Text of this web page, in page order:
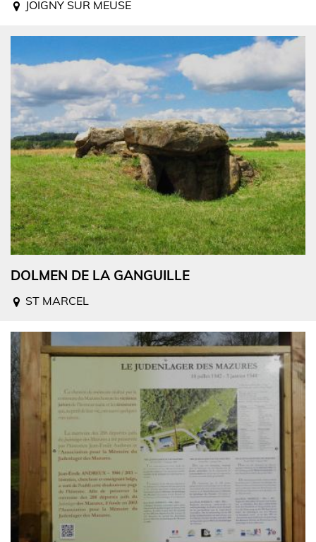
JOIGNY SUR MEUSE
DOLMEN DE LA GANGUILLE
ST MARCEL